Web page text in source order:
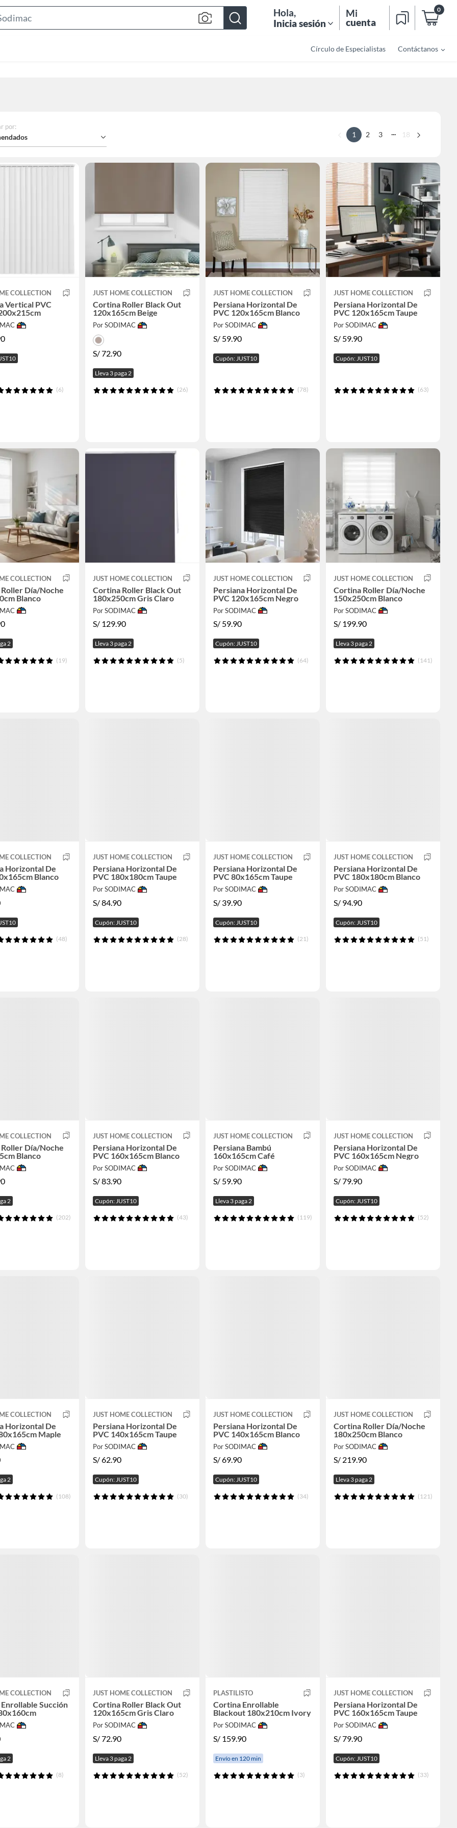
Bar
Hola,
Inicia sesión
Mi
cuenta
0
Círculo de Especialistas Contáctanos
por:
1 2 3 ... 18
COLLECTION
Vertical PVC
(6)
JUST HOME COLLECTION
Cortina Roller Black Out
120x165cm Beige
Por SODIMAC
S/72.90
Lleva 3 paga 2
(26)
JUST HOME COLLECTION
Persiana Horizontal De
PVC 120x165cm Blanco
Por SODIMAC
S/ 59.90
Cupón: JUST10
(78)
JUST HOME COLLECTION
Persiana Horizontal De
PVC 120x165cm Taupe
Por SODIMAC
S/ 59.90
Cupón: JUST10
(63)
COLLECTION
Día/Noche
Blanco
2
(19)
JUST HOME COLLECTION
Cortina Roller Black Out
180x250cm Gris Claro
Por SODIMAC
S/ 129.90
Lleva 3 paga 2
(5)
JUST HOME COLLECTION
Persiana Horizontal De
PVC 120x165cm Negro
Por SODIMAC
S/ 59.90
Cupón: JUST10
(64)
JUST HOME COLLECTION
Cortina Roller Día/Noche
150x250cm Blanco
Por SODIMAC
S/ 199.90
Lleva 3 paga 2
(141)
COLLECTION
Horizontal De
Blanco
(48)
JUST HOME COLLECTION
Persiana Horizontal De
PVC 180x180cm Taupe
Por SODIMAC
S/84.90
Cupón: JUST10
(28)
JUST HOME COLLECTION
Persiana Horizontal De
PVC 80x165cm Taupe
Por SODIMAC
S/ 39.90
Cupón: JUST10
(21)
JUST HOME COLLECTION
Persiana Horizontal De
PVC 180x180cm Blanco
Por SODIMAC
S/ 94.90
Cupón: JUST10
(51)
COLLECTION
Día/Noche
Blanco
2
(202)
JUST HOME COLLECTION
Persiana Horizontal De
PVC 160x165cm Blanco
Por SODIMAC
S/83.90
Cupón: JUST10
(43)
JUST HOME COLLECTION
Persiana Bambú
160x165cm Café
Por SODIMAC
S/ 59.90
Lleva 3 paga 2
(119)
JUST HOME COLLECTION
Persiana Horizontal De
PVC 160x165cm Negro
Por SODIMAC
S/79.90
Cupón: JUST10
(52)
COLLECTION
Horizontal De
Maple
2
(108)
JUST HOME COLLECTION
Persiana Horizontal De
PVC 140x165cm Taupe
Por SODIMAC
S/62.90
Cupón: JUST10
(30)
JUST HOME COLLECTION
Persiana Horizontal De
PVC 140x165cm Blanco
Por SODIMAC
S/69.90
Cupón: JUST10
(34)
JUST HOME COLLECTION
Cortina Roller Día/Noche
180x250cm Blanco
Por SODIMAC
S/ 219.90
Lleva 3 paga 2
(121)
COLLECTION
Succión
2
(8)
JUST HOME COLLECTION
Cortina Roller Black Out
120x165cm Gris Claro
Por SODIMAC
S/72.90
Lleva 3 paga 2
(52)
PLASTILISTO
Cortina Enrollable
Blackout 180x210cm Ivory
Por SODIMAC
S/ 159.90
Envío en 120 min
(3)
JUST HOME COLLECTION
Persiana Horizontal De
PVC 160x165cm Taupe
Por SODIMAC
S/79.90
Cupón: JUST10
(33)